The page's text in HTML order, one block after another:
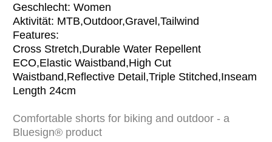
Geschlecht: Women
Aktivität: MTB,Outdoor,Gravel,Tailwind
Features:
Cross Stretch,Durable Water Repellent
ECO,Elastic Waistband,High Cut
Waistband,Reflective Detail,Triple Stitched,Inseam
Length 24cm
Comfortable shorts for biking and outdoor - a
Bluesign® product